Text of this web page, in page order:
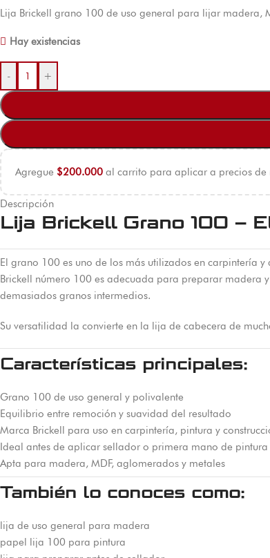
Lija Brickell grano 100 de uso general para lijar madera,
Hay existencias
- +
Agregue $200.000 al carrito para aplicar a precios de
Descripción
Lija Brickell Grano 100 –
El grano 100 es uno de los más utilizados en carpintería
Brickell número 100 es adecuada para preparar madera
demasiados granos intermedios.
Su versatilidad la convierte en la lija de cabecera de
Características principales:
Grano 100 de uso general y polivalente
Equilibrio entre remoción y suavidad del resultado
Marca Brickell para uso en carpintería, pintura y
Ideal antes de aplicar sellador o primera mano de pintura
Apta para madera, MDF, aglomerados y metales
También lo conoces como:
lija de uso general para madera
papel lija 100 para pintura